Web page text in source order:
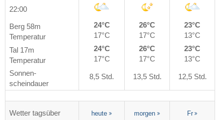
22:00
Berg 58m
Temperatur
24°C
17°C
26°C
17°C
23°C
13°C
Tal 17m
Temperatur
24°C
17°C
26°C
17°C
23°C
13°C
Sonnen-
scheindauer
8,5 Std. 13,5 Std. 12,5 Std.
Wetter tagsüber heute morgen Fr